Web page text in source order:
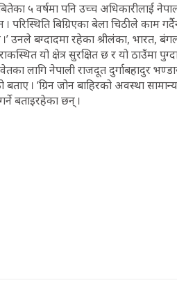
५ वर्षमा पनि उच्च अधिकारीलाई
बिग्रिएका बेला चिठीले काम
उनले बग्दादमा रहेका श्रीलंका, भारत,
यो क्षेत्र सुरक्षित छ र यो ठाउँमा पुग्दा
लागि नेपाली राजदूत दुर्गाबहादुर
। ‘ग्रिन जोन बाहिरको अवस्था
बताइरहेका छन् ।